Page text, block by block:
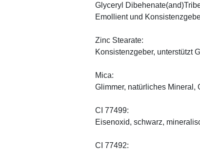
Glyceryl
Emollient und
Zinc Stearate:
Konsistenzgeber, unterstützt
Mica:
Glimmer, natürliches Mineral,
CI 77499:
Eisenoxid, schwarz,
CI 77492: